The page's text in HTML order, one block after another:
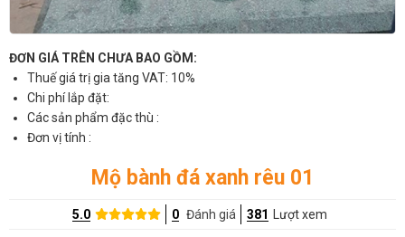
ĐƠN GIÁ TRÊN CHƯA BAO GỒM:
Thuế giá trị gia tăng VAT: 10%
Chi phí lắp đặt:
Các sản phẩm đặc thù :
Đơn vị tính :
Mộ bành đá xanh rêu 01
5.0 0 Đánh giá 381 Lượt xem